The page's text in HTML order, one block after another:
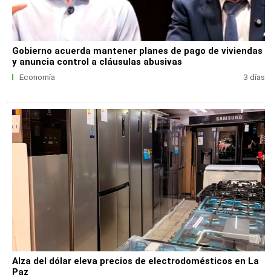
Gobierno acuerda mantener planes de pago de viviendas
y anuncia control a cláusulas abusivas
Economía 3 días
Alza del dólar eleva precios de electrodomésticos en La
Paz